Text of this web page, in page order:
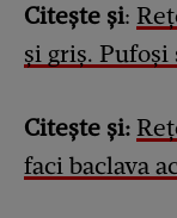
Citește și:
și griș. Pufoși
Citește și:
faci baclava